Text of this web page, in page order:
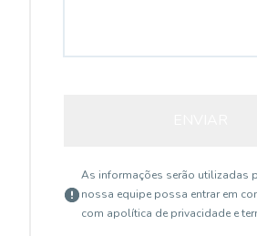
As informações serão utilizadas
nossa equipe possa entrar em
com apolítica de privacidade e